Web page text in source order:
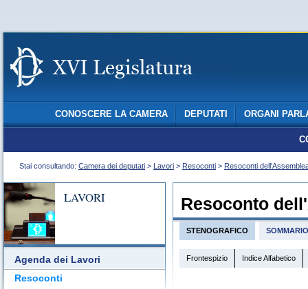
CONOSCERE LA CAMERA DEPUTATI ORGANI
Stai consultando: Camera dei deputati > Lavori > Resoconti > Resoconti
LAVORI
Agenda dei Lavori
Resoconti
Resoconto
STENOGRAFICO SOMMARIO
Frontespizio Indice Alfabetico